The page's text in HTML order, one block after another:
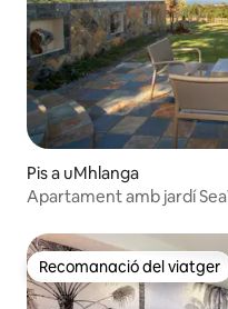
Pis a uMhlanga
Apartament amb jardí
Recomanació del viatger
Recomanació del viatger